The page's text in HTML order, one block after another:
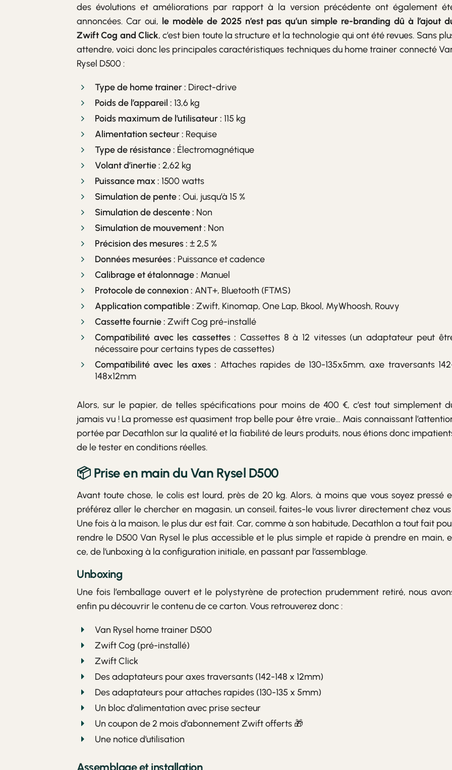
des évolutions et améliorations par rapport à la version précédente ont également
annoncées. Car oui, le modèle de 2025 n’est pas qu’un simple re-branding dû à l’ajout
Zwift Cog and Click, c’est bien toute la structure et la technologie qui ont été revues. Sans
attendre, voici donc les principales caractéristiques techniques du home trainer connecté
Rysel D500 :
Type de home trainer : Direct-drive
Poids de l’appareil : 13,6 kg
Poids maximum de l’utilisateur : 115 kg
Alimentation secteur : Requise
Type de résistance : Électromagnétique
Volant d’inertie : 2,62 kg
Puissance max : 1500 watts
Simulation de pente : Oui, jusqu’à 15 %
Simulation de descente : Non
Simulation de mouvement : Non
Précision des mesures : ± 2,5 %
Données mesurées : Puissance et cadence
Calibrage et étalonnage : Manuel
Protocole de connexion : ANT+, Bluetooth (FTMS)
Application compatible : Zwift, Kinomap, One Lap, Bkool, MyWhoosh, Rouvy
Cassette fournie : Zwift Cog pré-installé
Compatibilité avec les cassettes : Cassettes 8 à 12 vitesses (un adaptateur peut
nécessaire pour certains types de cassettes)
Compatibilité avec les axes : Attaches rapides de 130-135x5mm, axe traversants
148x12mm
Alors, sur le papier, de telles spécifications pour moins de 400 €, c’est tout simplement
jamais vu ! La promesse est quasiment trop belle pour être vraie… Mais connaissant
portée par Decathlon sur la qualité et la fiabilité de leurs produits, nous étions donc
de le tester en conditions réelles.
📦 Prise en main du Van Rysel D500
Avant toute chose, le colis est lourd, près de 20 kg. Alors, à moins que vous soyez pressé
préférez aller le chercher en magasin, un conseil, faites-le vous livrer directement chez vous
Une fois à la maison, le plus dur est fait. Car, comme à son habitude, Decathlon a tout fait
rendre le D500 Van Rysel le plus accessible et le plus simple et rapide à prendre en main,
ce, de l’unboxing à la configuration initiale, en passant par l’assemblage.
Unboxing
Une fois l’emballage ouvert et le polystyrène de protection prudemment retiré, nous
enfin pu découvrir le contenu de ce carton. Vous retrouverez donc :
Van Rysel home trainer D500
Zwift Cog (pré-installé)
Zwift Click
Des adaptateurs pour axes traversants (142-148 x 12mm)
Des adaptateurs pour attaches rapides (130-135 x 5mm)
Un bloc d’alimentation avec prise secteur
Un coupon de 2 mois d’abonnement Zwift offerts 🎁
Une notice d’utilisation
Assemblage et installation